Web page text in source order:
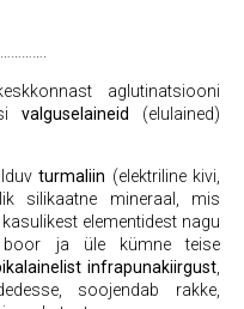
aglutinatsiooni
valguselaineid
(elulained)
turmaliin (elektriline kivi,
silikaatne mineraal, mis
elementidest nagu
boor ja üle kümne teise
infrapunakiirgust
soojendab rakke,